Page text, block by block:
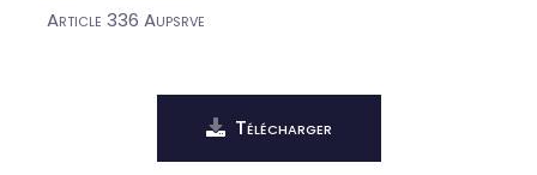
Article 336 Aupsrve
Télécharger